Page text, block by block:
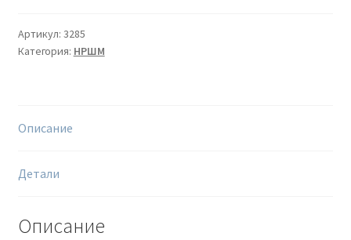
Артикул: 3285
Категория: НРШМ
Описание
Детали
Описание